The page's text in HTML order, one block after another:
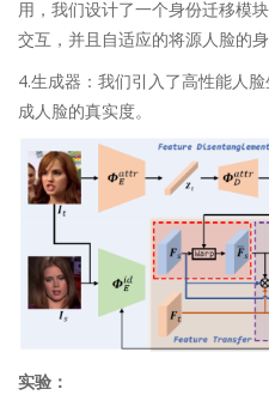
用，我们设计了一个身份迁移模
交互，并且自适应的将源人脸的
4.生成器：我们引入了高性能人
成人脸的真实度。
实验：